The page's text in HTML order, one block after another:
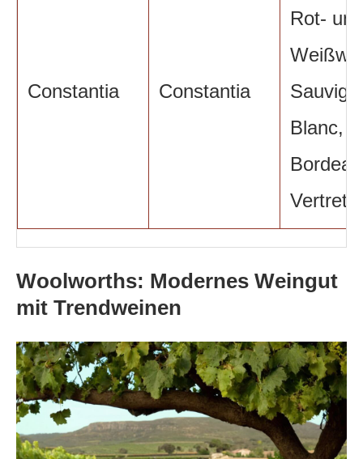
Constantia Constantia
Rot- und
Blanc,
Woolworths: Modernes Weingut
mit Trendweinen